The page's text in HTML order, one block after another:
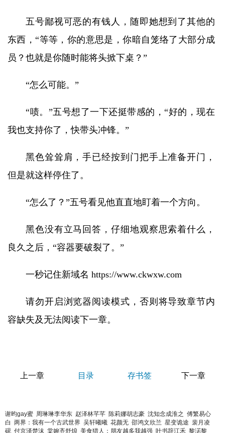
五号鄙视可恶的有钱人，随即她想到了其他的
东西，“等等，你的意思是，你暗自笼络了大部分成
员？也就是你随时能将头掀下桌？”
“怎么可能。”
“啧。”五号想了一下还挺带感的，“好的，现在
我也支持你了，快带头冲锋。”
黑色耸耸肩，手已经按到门把手上准备开门，
但是就这样停住了。
“怎么了？”五号看见他直直地盯着一个方向。
黑色没有立马回答，仔细地观察思索着什么，
良久之后，“容器要破裂了。”
一秒记住新域名 https://www.ckwxw.com
请勿开启浏览器阅读模式，否则将导致章节内
容缺失及无法阅读下一章。
上一章 目录 存书签 下一章
谢昀gay蜜 周琳琳李华东 赵泽林芊芊 陈莉娜胡志豪 沈知念成淮之 傅繁易心
白 两界：我有一个古武世界 吴轩曦曦 花颜无 邵鸿文欣兰 星变诡途 裴月凌
砚 付京泽楚沫 棠婉齐舒烺 美食猎人：朋友越多我越强 叶书辞江禾 黎渃黎